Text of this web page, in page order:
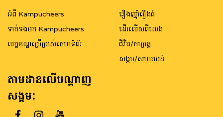
អំពី Kampucheers
ទាក់ទងមក Kampucheers
លក្ខខណ្ឌប្រើប្រាស់គេហទំព័រ
រឿងញ៉ាំរឿងធំ
ដើរលើសពីលេង
ជិវិត/កម្សាន្ត
សង្គម/សហគមន៍
តាមដានលើបណ្តាញ
សង្គម: